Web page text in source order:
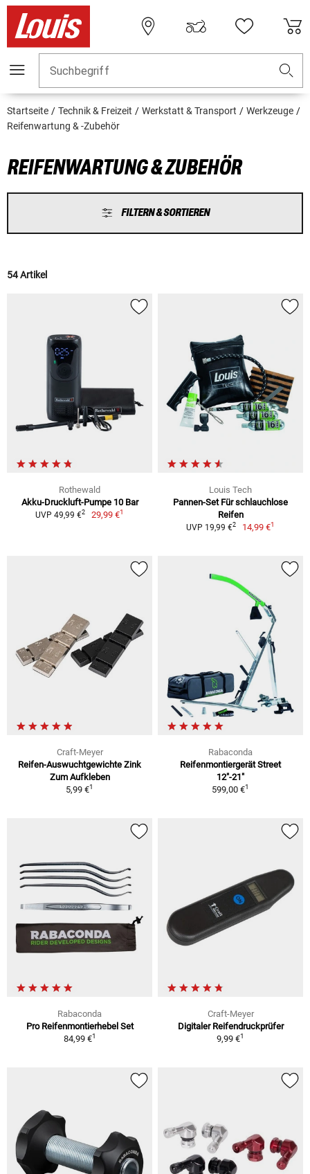
Suchbegriff
Startseite Technik & Freizeit Werkstatt & Transport
Werkzeuge
Reifenwartung & -Zubehör
REIFENWARTUNG & ZUBEHÖR
FILTERN & SORTIEREN
54 Artikel
Rothewald
Akku-Druckluft-Pumpe 10 Bar
UVP 49,99 €2 29,99 €1
Louis Tech
Pannen-Set Für schlauchlose
Reifen
UVP 19,99 €2 14,99 €1
Craft-Meyer
Reifen-Auswuchtgewichte Zink
Zum Aufkleben
5,99 €1
Rabaconda
Reifenmontiergerät Street
12"-21"
599,00 €1
Rabaconda
Pro Reifenmontierhebel Set
84,99 €1
Craft-Meyer
Digitaler Reifendruckprüfer
9,99 €1